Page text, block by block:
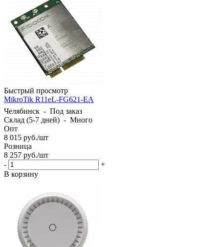
Быстрый просмотр
MikroTik R11eL-FG621-EA
Челябинск - Под заказ
Склад (5-7 дней) - Много
Опт
8 015 руб./шт
Розница
8 257 руб./шт
-
+
В корзину